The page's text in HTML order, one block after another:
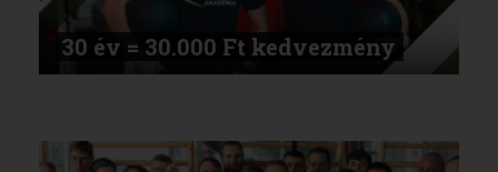
30 év = 30.000 Ft kedvezmény